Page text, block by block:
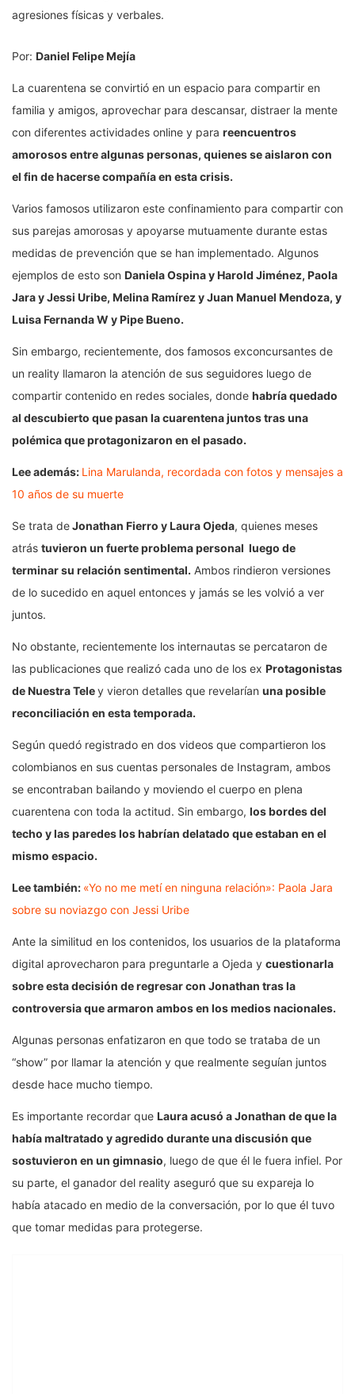
agresiones físicas y verbales.
Por: Daniel Felipe Mejía
La cuarentena se convirtió en un espacio para compartir en
familia y amigos, aprovechar para descansar, distraer la mente
con diferentes actividades online y para reencuentros
amorosos entre algunas personas, quienes se aislaron con
el fin de hacerse compañía en esta crisis.
Varios famosos utilizaron este confinamiento para compartir con
sus parejas amorosas y apoyarse mutuamente durante estas
medidas de prevención que se han implementado. Algunos
ejemplos de esto son Daniela Ospina y Harold Jiménez, Paola
Jara y Jessi Uribe, Melina Ramírez y Juan Manuel Mendoza, y
Luisa Fernanda W y Pipe Bueno.
Sin embargo, recientemente, dos famosos exconcursantes de
un reality llamaron la atención de sus seguidores luego de
compartir contenido en redes sociales, donde habría quedado
al descubierto que pasan la cuarentena juntos tras una
polémica que protagonizaron en el pasado.
Lee además: Lina Marulanda, recordada con fotos y mensajes a
10 años de su muerte
Se trata deJonathan Fierro y Laura Ojeda, quienes meses
atrás tuvieron un fuerte problema personal luego de
terminar su relación sentimental. Ambos rindieron versiones
de lo sucedido en aquel entonces y jamás se les volvió a ver
juntos.
No obstante, recientemente los internautas se percataron de
las publicaciones que realizó cada uno de los ex Protagonistas
de Nuestra Teley vieron detalles que revelarían una posible
reconciliación en esta temporada.
Según quedó registrado en dos videos que compartieron los
colombianos en sus cuentas personales de Instagram, ambos
se encontraban bailando y moviendo el cuerpo en plena
cuarentena con toda la actitud. Sin embargo, los bordes del
techo y las paredes los habrían delatado que estaban en el
mismo espacio.
Lee también: «Yo no me metí en ninguna relación»: Paola Jara
sobre su noviazgo con Jessi Uribe
Ante la similitud en los contenidos, los usuarios de la plataforma
digital aprovecharon para preguntarle a Ojeda y cuestionarla
sobre esta decisión de regresar con Jonathan tras la
controversia que armaron ambos en los medios nacionales.
Algunas personas enfatizaron en que todo se trataba de un
“show” por llamar la atención y que realmente seguían juntos
desde hace mucho tiempo.
Es importante recordar que Laura acusó a Jonathan de que la
había maltratado y agredido durante una discusión que
sostuvieron en un gimnasio, luego de que él le fuera infiel. Por
su parte, el ganador del reality aseguró que su expareja lo
había atacado en medio de la conversación, por lo que él tuvo
que tomar medidas para protegerse.